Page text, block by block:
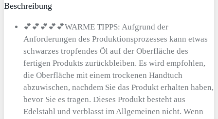
Beschreibung
💕💕💕💕💕WARME TIPPS: Aufgrund der
Anforderungen des Produktionsprozesses kann etwas
schwarzes tropfendes Öl auf der Oberfläche des
fertigen Produkts zurückbleiben. Es wird empfohlen,
die Oberfläche mit einem trockenen Handtuch
abzuwischen, nachdem Sie das Produkt erhalten haben,
bevor Sie es tragen. Dieses Produkt besteht aus
Edelstahl und verblasst im Allgemeinen nicht. Wenn